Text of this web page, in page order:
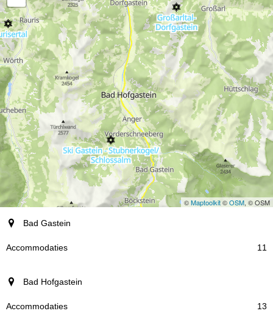
©Maptoolkit©OSM, © OSM
plaats
Accommodaties
Bad Gastein
11
Bad Hofgastein
13